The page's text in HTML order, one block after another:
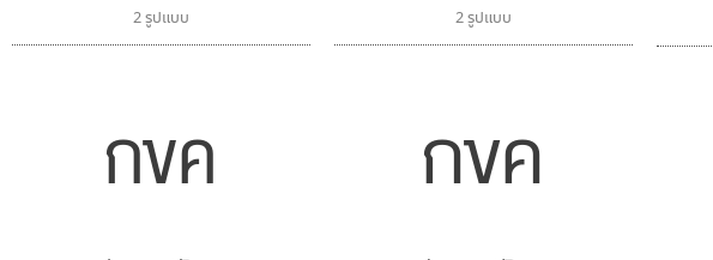
2 รูปแบบ 2 รูปแบบ
กขค กขค